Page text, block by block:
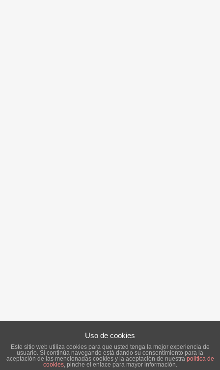
Uso de cookies
Este sitio web utiliza cookies para que usted tenga la mejor experiencia de
usuario. Si continúa navegando está dando su consentimiento para la
aceptación de las mencionadas cookies y la aceptación de nuestra política de
cookies, pinche el enlace para mayor información.